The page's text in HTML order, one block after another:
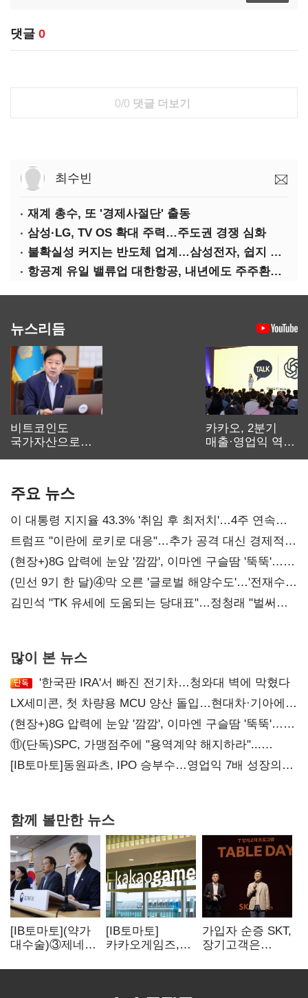
댓글 0
0/0 댓글 더보기
최수빈
재계 총수, 또 '경제사절단' 출동
삼성·LG, TV OS 확대 주력…주도권 경쟁 심화
불확실성 커지는 반도체 업계…삼성전자, 쉽지 않은 하반기
항공계 유일 밸류업 대한항공, 내년에도 주주환원 확대 기조
뉴스리듬
비트코인도
국가자산으로…'
카카오, 2분기
매출·영업익 역대
주요 뉴스
이 대통령 지지율 43.3% '취임 후 최저치'…4주 연속
'하락'
트럼프 "이란에 로키로 대응"…추가 공격 대신 경제적
압박 시사
(현장+)8G 압력에 눈앞 '깜깜', 이마엔 구슬땀 '뚝뚝'…
화려한 에어쇼 뒤 땀방울
(민선 9기 한 달)④막 오른 '글로벌 해양수도'…'전재수
리더십' 시험대
김민석 "TK 유세에 도움되는 당대표"…정청래 "벌써
많이 본 뉴스
'한국판 IRA'서 빠진 전기차…청와대 벽에 막혔다
LX세미콘, 첫 차량용 MCU 양산 돌입…현대차·기아에
공급
(현장+)8G 압력에 눈앞 '깜깜', 이마엔 구슬땀 '뚝뚝'…
화려한 에어쇼 뒤 땀방울
⑪(단독)SPC, 가맹점주에 "용역계약 해지하라"...
내팽개친 '사회적합의'
[IB토마토]동원파츠, IPO 승부수…영업익 7배 성장의
함께 볼만한 뉴스
[IB토마토](약가
대수술)③제네릭
'뚝'…등재전략
[IB토마토]
카카오게임즈,
80억 지원…웹3
가입자 순증 SKT,
장기고객은
챙긴다